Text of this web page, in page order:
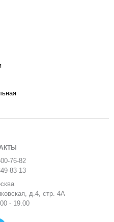
76-82
83-13
д.4, стр. 4А
- 19.00